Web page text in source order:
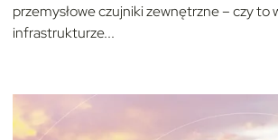
przemysłowe czujniki zewnętrzne – czy to
infrastrukturze...